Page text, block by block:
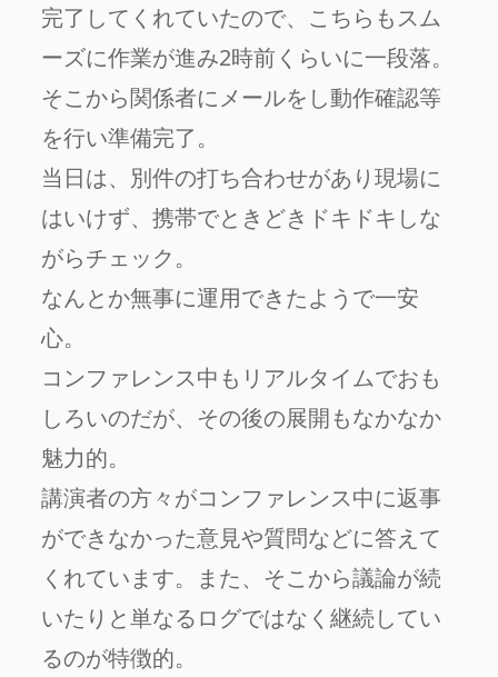
完了してくれていたので、こちらもスム
ーズに作業が進み2時前くらいに一段落。
そこから関係者にメールをし動作確認等
を行い準備完了。
当日は、別件の打ち合わせがあり現場に
はいけず、携帯でときどきドキドキしな
がらチェック。
なんとか無事に運用できたようで一安
心。
コンファレンス中もリアルタイムでおも
しろいのだが、その後の展開もなかなか
魅力的。
講演者の方々がコンファレンス中に返事
ができなかった意見や質問などに答えて
くれています。また、そこから議論が続
いたりと単なるログではなく継続してい
るのが特徴的。